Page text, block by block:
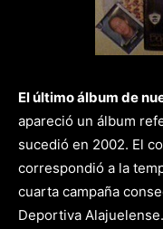
El último álbum de
apareció un álbum
sucedió en 2002. El
correspondió a la
cuarta campaña
Deportiva